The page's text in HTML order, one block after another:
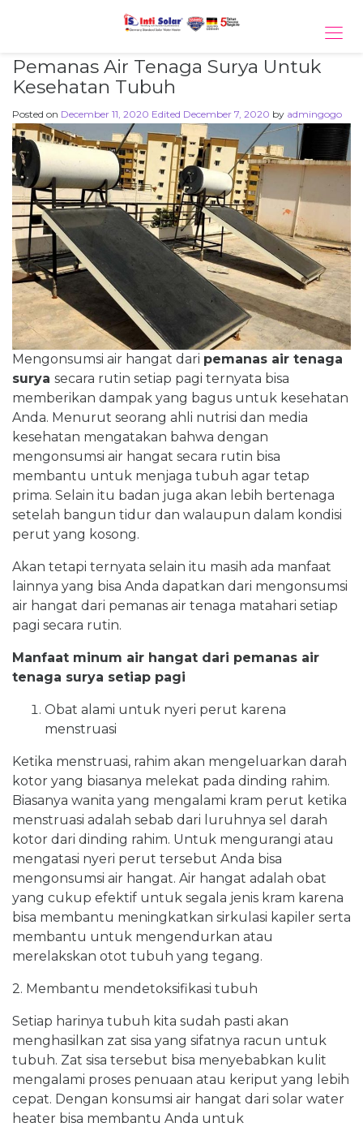
Pemanas Air Tenaga Surya Untuk
Kesehatan Tubuh
Posted on December 11, 2020 Edited December 7, 2020 by admingogo
Mengonsumsi air hangat dari pemanas air tenaga
surya secara rutin setiap pagi ternyata bisa
memberikan dampak yang bagus untuk kesehatan
Anda. Menurut seorang ahli nutrisi dan media
kesehatan mengatakan bahwa dengan
mengonsumsi air hangat secara rutin bisa
membantu untuk menjaga tubuh agar tetap
prima. Selain itu badan juga akan lebih bertenaga
setelah bangun tidur dan walaupun dalam kondisi
perut yang kosong.
Akan tetapi ternyata selain itu masih ada manfaat
lainnya yang bisa Anda dapatkan dari mengonsumsi
air hangat dari pemanas air tenaga matahari setiap
pagi secara rutin.
Manfaat minum air hangat dari pemanas air
tenaga surya setiap pagi
Obat alami untuk nyeri perut karena
menstruasi
Ketika menstruasi, rahim akan mengeluarkan darah
kotor yang biasanya melekat pada dinding rahim.
Biasanya wanita yang mengalami kram perut ketika
menstruasi adalah sebab dari luruhnya sel darah
kotor dari dinding rahim. Untuk mengurangi atau
mengatasi nyeri perut tersebut Anda bisa
mengonsumsi air hangat. Air hangat adalah obat
yang cukup efektif untuk segala jenis kram karena
bisa membantu meningkatkan sirkulasi kapiler serta
membantu untuk mengendurkan atau
merelakskan otot tubuh yang tegang.
2. Membantu mendetoksifikasi tubuh
Setiap harinya tubuh kita sudah pasti akan
menghasilkan zat sisa yang sifatnya racun untuk
tubuh. Zat sisa tersebut bisa menyebabkan kulit
mengalami proses penuaan atau keriput yang lebih
cepat. Dengan konsumsi air hangat dari solar water
heater bisa membantu Anda untuk